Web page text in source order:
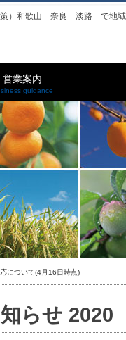
）和歌山 奈良 淡路 で地
営業案内
guidance
について(4月16日時点)
らせ 2020